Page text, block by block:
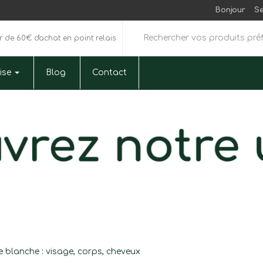
Bonjour
de 60€ d'achat en point relais
Blog Contact
blanche : visage, corps, cheveux